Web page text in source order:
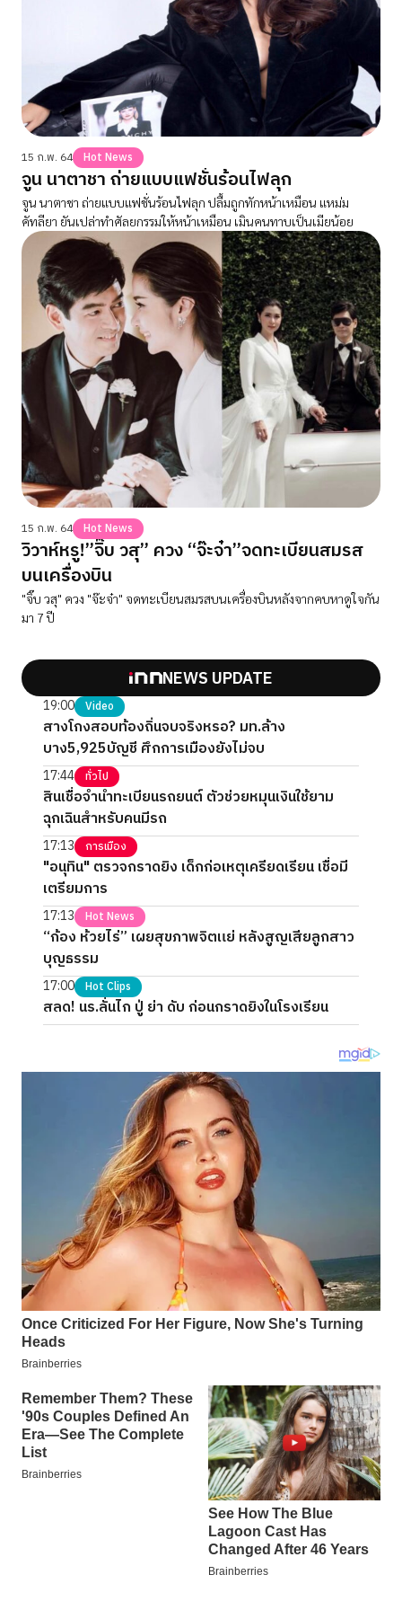
15 ก.พ. 64 Hot News
จูน นาตาชา ถ่ายแบบแฟชั่นร้อนไฟลุก
จูน นาตาชา ถ่ายแบบแฟชั่นร้อนไฟลุก ปลื้มถูกทักหน้าเหมือน แหม่ม
คัทลียา ยันเปล่าทำศัลยกรรมให้หน้าเหมือน เมินคนทาบเป็นเมียน้อย
15 ก.พ. 64 Hot News
วิวาห์หรู!”จิ๊บ วสุ” ควง “จ๊ะจ๋า”จดทะเบียนสมรส
บนเครื่องบิน
"จิ๊บ วสุ" ควง "จ๊ะจ๋า" จดทะเบียนสมรสบนเครื่องบินหลังจากคบหาดูใจกัน
มา 7 ปี
NEWS UPDATE
19:00 Video
สางโกงสอบท้องถิ่นจบจริงหรอ? มท.ล้าง
บาง5,925บัญชี ศึกการเมืองยังไม่จบ
17:44 ทั่วไป
สินเชื่อจำนำทะเบียนรถยนต์ ตัวช่วยหมุนเงินใช้ยาม
ฉุกเฉินสำหรับคนมีรถ
17:13 การเมือง
"อนุทิน" ตรวจกราดยิง เด็กก่อเหตุเครียดเรียน เชื่อมี
เตรียมการ
17:13 Hot News
“ก้อง ห้วยไร่” เผยสุขภาพจิตแย่ หลังสูญเสียลูกสาว
บุญธรรม
17:00 Hot Clips
สลด! นร.ลั่นไก ปู่ ย่า ดับ ก่อนกราดยิงในโรงเรียน